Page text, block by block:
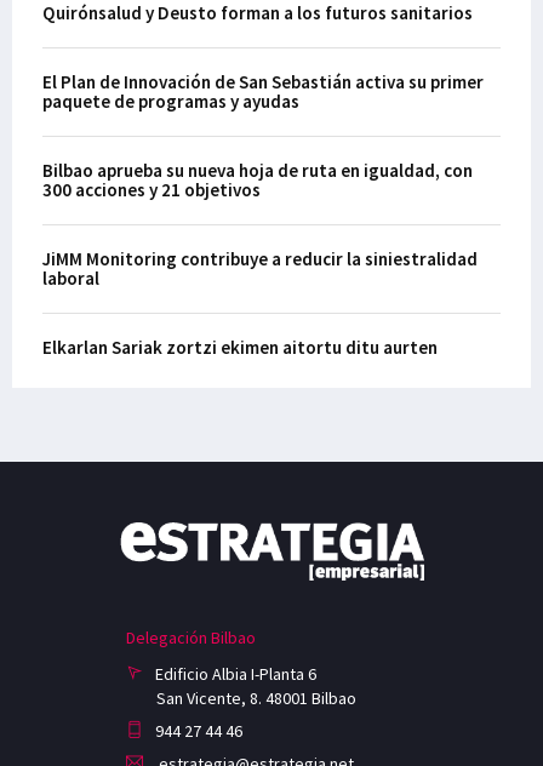
Quirónsalud y Deusto forman a los futuros sanitarios
El Plan de Innovación de San Sebastián activa su primer
paquete de programas y ayudas
Bilbao aprueba su nueva hoja de ruta en igualdad, con
300 acciones y 21 objetivos
JiMM Monitoring contribuye a reducir la siniestralidad
laboral
Elkarlan Sariak zortzi ekimen aitortu ditu aurten
Delegación Bilbao
Edificio Albia I-Planta 6
San Vicente, 8. 48001 Bilbao
944 27 44 46